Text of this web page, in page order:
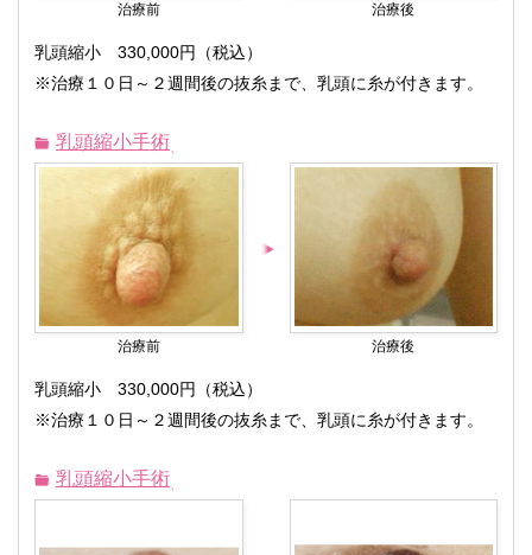
治療前 治療後
乳頭縮小 330,000円（税込）
※治療１０日～２週間後の抜糸まで、乳頭に糸が付きます。
乳頭縮小手術
治療前 治療後
乳頭縮小 330,000円（税込）
※治療１０日～２週間後の抜糸まで、乳頭に糸が付きます。
乳頭縮小手術